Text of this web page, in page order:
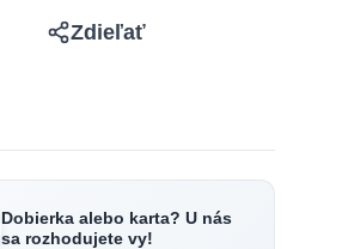
Zdieľať
Dobierka alebo karta? U nás
sa rozhodujete vy!